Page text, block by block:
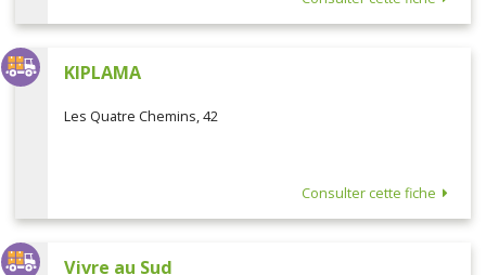
KIPLAMA
Les Quatre Chemins, 42
Consulter cette fiche
Vivre au Sud